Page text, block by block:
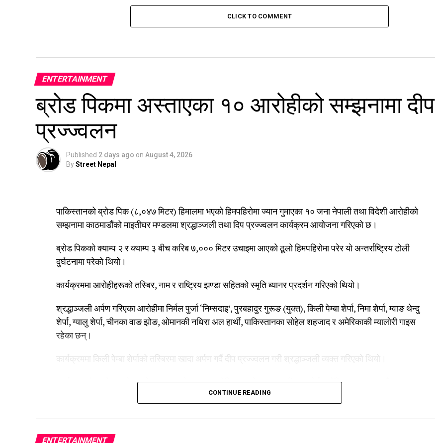
CLICK TO COMMENT
ENTERTAINMENT
ब्रोड पिकमा अस्ताएका १० आरोहीको सम्झनामा दीप
प्रज्ज्वलन
Published 2 days ago on August 4, 2026
ByStreet Nepal
पाकिस्तानको ब्रोड पिक (८,०४७ मिटर) हिमालमा भएको हिमपहिरोमा ज्यान गुमाएका १० जना नेपाली तथा विदेशी आरोहीको
सम्झनामा काठमाडौंको माइतीघर मण्डलमा श्रद्धाञ्जली तथा दिप प्रज्ज्वलन कार्यक्रम आयोजना गरिएको छ।
ब्रोड पिकको क्याम्प २ र क्याम्प ३ बीच करिब ७,००० मिटर उचाइमा आएको ठूलो हिमपहिरोमा परेर यो अन्तर्राष्ट्रिय टोली
दुर्घटनामा परेको थियो।
कार्यक्रममा आरोहीहरूको तस्बिर, नाम र राष्ट्रिय झण्डा सहितको स्मृति ब्यानर प्रदर्शन गरिएको थियो।
श्रद्धाञ्जली अर्पण गरिएका आरोहीमा निर्मल पुर्जा ‘निम्सदाइ’, पुरबहादुर गुरूङ (युक्त), किली पेम्बा शेर्पा, निमा शेर्पा, म्वाङ थेन्दु
शेर्पा, ग्यालु शेर्पा, चीनका वाङ झोङ, ओमानकी नधिरा अल हार्थी, पाकिस्तानका सोहेल शहजाद र अमेरिकाकी म्यालोरी गाइस
रहेका छन्।
कार्यक्रममा किली पेम्बा शेर्पाको तस्बिरमा खादा अर्पण गर्दै दीप प्रज्ज्वलन गरी श्रद्धाञ्जली व्यक्त गरिएको थियो।
कार्यक्रमको आयोजना नेपाल नेसनल माउन्टेन गाइड एसोसिएसन, नेपाल क्लाइम्बिङ स्पोर्ट एसोसिएसन (काठमाडौं उपत्यका
विशेष समिति), माउन्ट एभरेस्ट समिटर्स क्लब रोल्वालिङ–दोलखा र एभरेस्ट समिटियर्स एसोसिएसनले संयुक्त रूपमा गरेका
CONTINUE READING
ENTERTAINMENT